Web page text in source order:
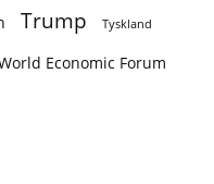
Trump Tyskland
Economic Forum